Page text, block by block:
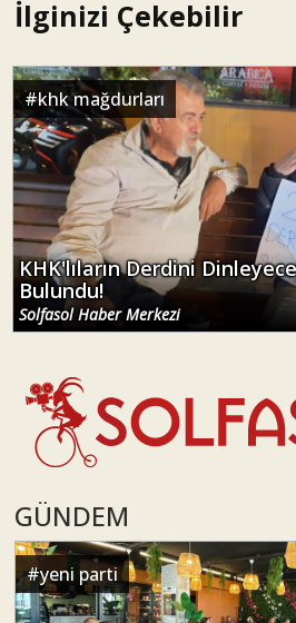
İlginizi Çekebilir
#khk mağdurları
KHK'lıların Derdini
Bulundu!
Solfasol Haber Merkezi
GÜNDEM
#yeni parti